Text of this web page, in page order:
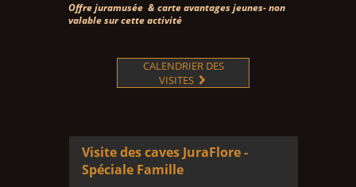
Offre juramusée & carte avantages jeunes- non
valable sur cette activité
CALENDRIER DES
VISITES 
Visite des caves JuraFlore -
Spéciale Famille